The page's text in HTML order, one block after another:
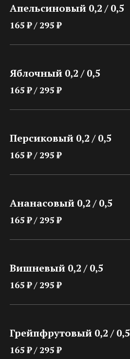
Апельсиновый 0,2 / 0,5
165 ₽ / 295 ₽
Яблочный 0,2 / 0,5
165 ₽ / 295 ₽
Персиковый 0,2 / 0,5
165 ₽ / 295 ₽
Ананасовый 0,2 / 0,5
165 ₽ / 295 ₽
Вишневый 0,2 / 0,5
165 ₽ / 295 ₽
Грейпфрутовый 0,2 / 0,5
165 ₽ / 295 ₽